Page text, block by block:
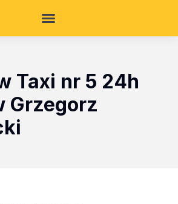
Taxi nr 5 24h
Grzegorz